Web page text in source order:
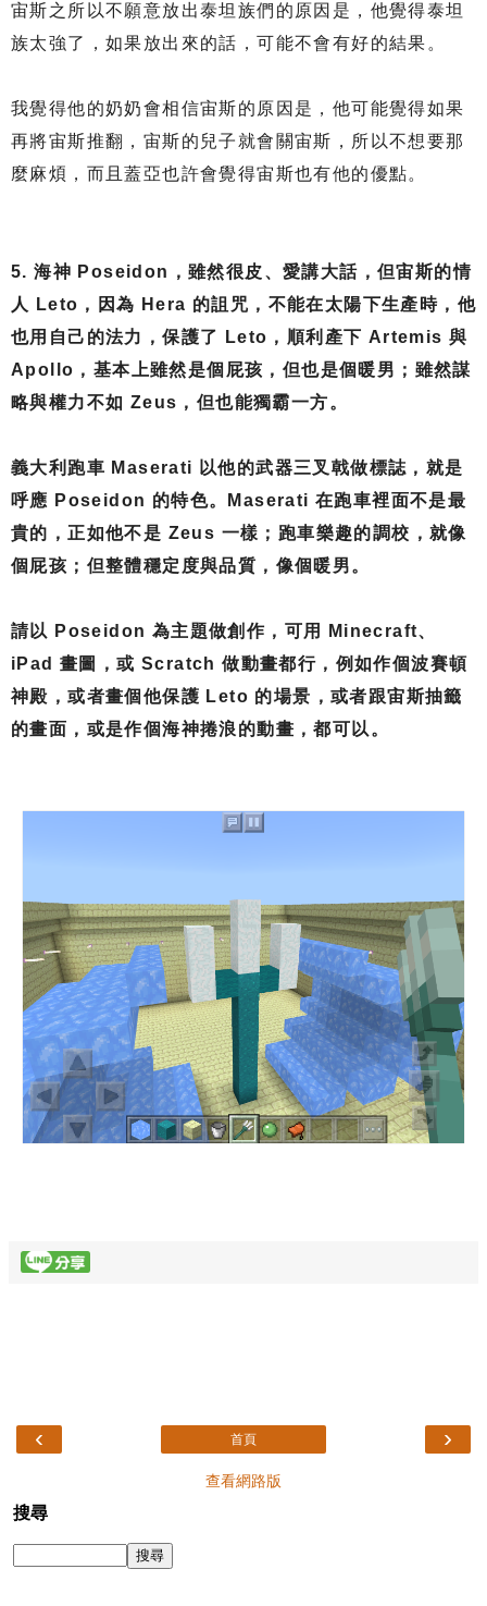
宙斯之所以不願意放出泰坦族們的原因是，他覺得泰坦
族太強了，如果放出來的話，可能不會有好的結果。
我覺得他的奶奶會相信宙斯的原因是，他可能覺得如果
再將宙斯推翻，宙斯的兒子就會關宙斯，所以不想要那
麼麻煩，而且蓋亞也許會覺得宙斯也有他的優點。
5. 海神 Poseidon，雖然很皮、愛講大話，但宙斯的情
人 Leto，因為 Hera 的詛咒，不能在太陽下生產時，他
也用自己的法力，保護了 Leto，順利產下 Artemis 與
Apollo，基本上雖然是個屁孩，但也是個暖男；雖然謀
略與權力不如 Zeus，但也能獨霸一方。
義大利跑車 Maserati 以他的武器三叉戟做標誌，就是
呼應 Poseidon 的特色。Maserati 在跑車裡面不是最
貴的，正如他不是 Zeus 一樣；跑車樂趣的調校，就像
個屁孩；但整體穩定度與品質，像個暖男。
請以 Poseidon 為主題做創作，可用 Minecraft、
iPad 畫圖，或 Scratch 做動畫都行，例如作個波賽頓
神殿，或者畫個他保護 Leto 的場景，或者跟宙斯抽籤
的畫面，或是作個海神捲浪的動畫，都可以。
‹ ›
首頁
查看網路版
搜尋